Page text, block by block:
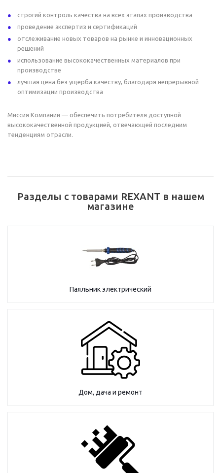
строгий контроль качества на всех этапах производства
проведение экспертиз и сертификаций
отслеживание новых товаров на рынке и инновационных
решений
использование высококачественных материалов при
производстве
лучшая цена без ущерба качеству, благодаря непрерывной
оптимизации производства
Миссия Компании — обеспечить потребителя доступной
высококачественной продукцией, отвечающей последним
тенденциям отрасли.
Разделы с товарами REXANT в нашем
магазине
Паяльник электрический
Дом, дача и ремонт